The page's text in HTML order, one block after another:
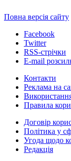
Повна версія сайту
Facebook
Twitter
RSS-стрічки
E-mail
Контакти
Реклама на
Правила
Договір
Політика у
Угода щодо
Редакція